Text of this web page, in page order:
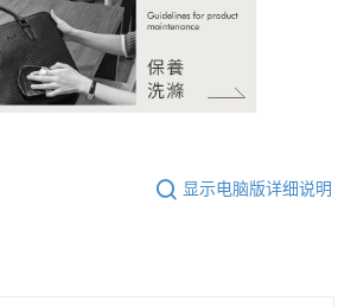
显示电脑版详细说明